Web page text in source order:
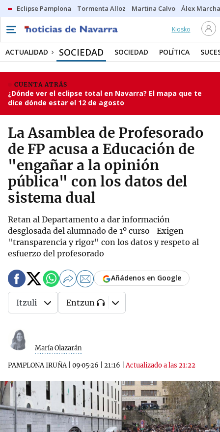
Eclipse Pamplona Tormenta Alloz Martina Calvo Álex
Kiosko
ACTUALIDAD SOCIEDAD SOCIEDAD POLÍTICA
CUENTA ATRÁS
¿Dónde ver el eclipse total en Navarra? El mapa que te
dice dónde estar el 12 de agosto
La Asamblea de Profesorado
de FP acusa a Educación de
"engañar a la opinión
pública" con los datos del
sistema dual
Retan al Departamento a dar información
desglosada del alumnado de 1º curso- Exigen
"transparencia y rigor" con los datos y respeto al
esfuerzo del profesorado
María Olazarán
PAMPLONA IRUÑA| 09·05·26 21:16 |Actualizado a las 21:22
Añádenos en Google
Itzuli Entzun